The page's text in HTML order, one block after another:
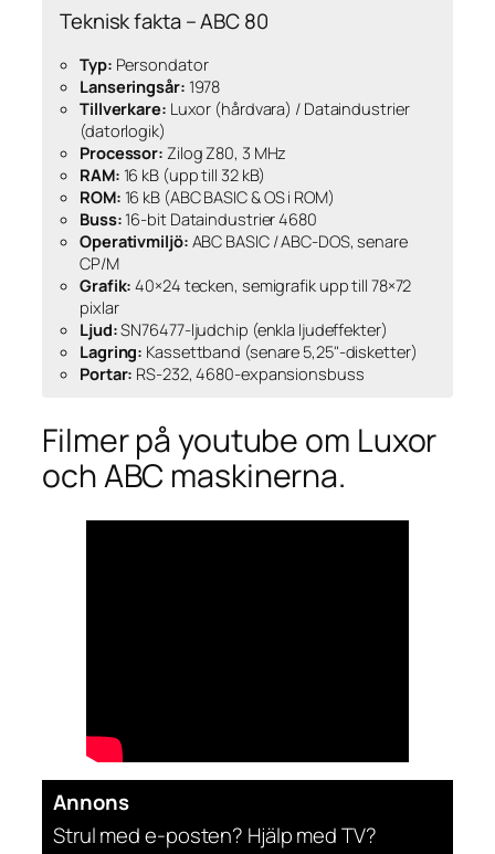
Teknisk fakta – ABC 80
Typ: Persondator
Lanseringsår: 1978
Tillverkare: Luxor (hårdvara) / Dataindustrier
(datorlogik)
Processor: Zilog Z80, 3 MHz
RAM: 16 kB (upp till 32 kB)
ROM: 16 kB (ABC BASIC & OS i ROM)
Buss: 16-bit Dataindustrier 4680
Operativmiljö: ABC BASIC / ABC-DOS, senare
CP/M
Grafik: 40×24 tecken, semigrafik upp till 78×72
pixlar
Ljud:SN76477-ljudchip (enkla ljudeffekter)
Lagring: Kassettband (senare 5,25"-disketter)
Portar: RS-232, 4680-expansionsbuss
Filmer på youtube om Luxor
och ABC maskinerna.
Annons
Strul med e-posten? Hjälp med TV?